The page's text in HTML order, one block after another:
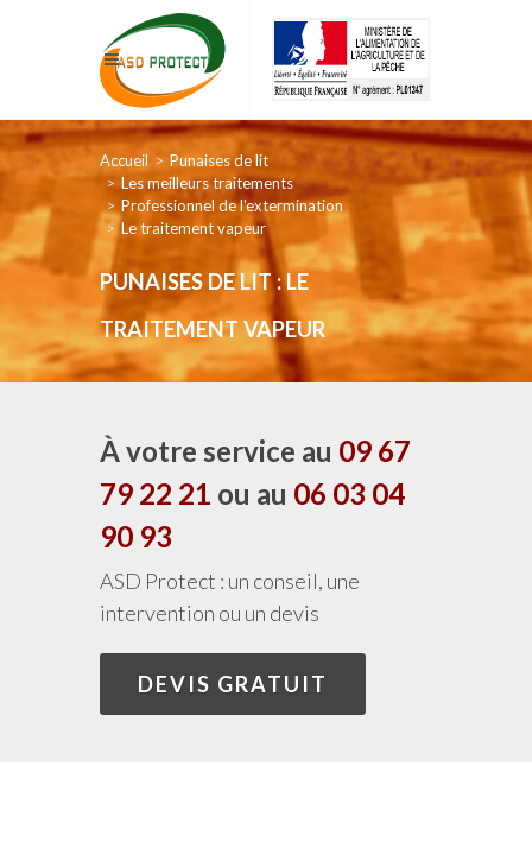
Accueil
Punaises de lit
Les meilleurs traitements
Professionnel de l'extermination
Le traitement vapeur
PUNAISES DE LIT : LE
TRAITEMENT VAPEUR
À votre service au 09 67
79 22 21 ou au 06 03 04
90 93
ASD Protect : un conseil, une
intervention ou un devis
DEVIS GRATUIT